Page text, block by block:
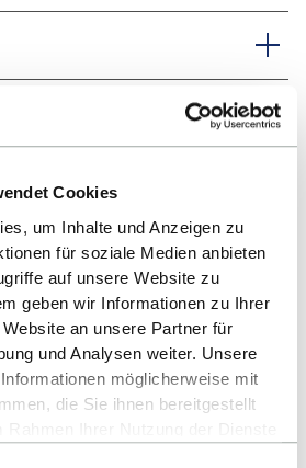
Cookies
um Inhalte und Anzeigen zu
für soziale Medien anbieten
auf unsere Website zu
geben wir Informationen zu Ihrer
an unsere Partner für
und Analysen weiter. Unsere
möglicherweise mit
die Sie ihnen bereitgestellt
LISTE
oben